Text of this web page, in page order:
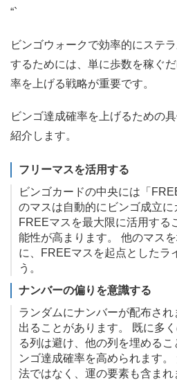
“`
ビンゴウォークで効率的にステ
するためには、単に歩数を稼ぐ
率を上げる戦略が重要です。
ビンゴ達成確率を上げるための
紹介します。
フリーマスを活用する
ビンゴカードの中央には「
のマスは自動的にビンゴ成立
FREEマスを最大限に活用する
能性が高まります。 他のマス
に、FREEマスを起点としたラ
う。
ナンバーの偏りを意識する
ランダムにナンバーが配布さ
出ることがあります。 既に多
る列は避け、他の列を埋める
ンゴ達成確率を高められます
法ではなく、運の要素も含まれ